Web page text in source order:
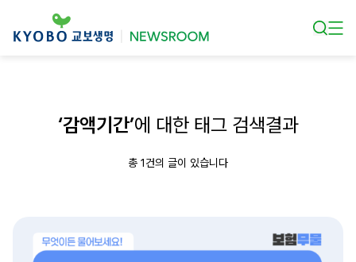
‘감액기간’에 대한 태그 검색결과
총 1건의 글이 있습니다